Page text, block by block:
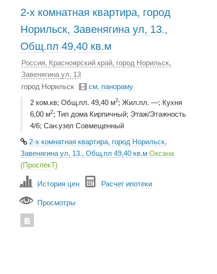
2-х комнатная квартира, город
Норильск, Завенягина ул, 13.,
Общ.пл 49,40 кв.м
Россия, Красноярский край, город Норильск,
Завенягина ул, 13
город Норильск
см. панораму
2 ком.кв; Общ.пл. 49,40 м2; Жил.пл. —; Кухня
6,00 м2; Тип дома Кирпичный; Этаж/Этажность
4/6; Сан.узел Совмещенный
2-х комнатная квартира, город Норильск,
Завенягина ул, 13., Общ.пл 49,40 кв.м Оксана
(ПроспекТ)
История цен Расчет ипотеки
Просмотры